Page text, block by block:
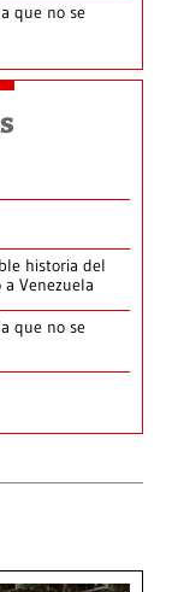
que no se
historia del
Venezuela
que no se